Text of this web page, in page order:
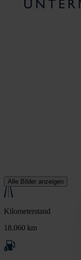
Alle Bilder anzeigen
Kilometerstand
18.060 km